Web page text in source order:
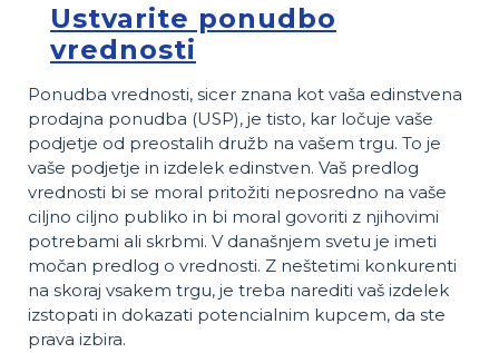
Ustvarite ponudbo
vrednosti
Ponudba vrednosti, sicer znana kot vaša edinstvena
prodajna ponudba (USP), je tisto, kar ločuje vaše
podjetje od preostalih družb na vašem trgu. To je
vaše podjetje in izdelek edinstven. Vaš predlog
vrednosti bi se moral pritožiti neposredno na vaše
ciljno ciljno publiko in bi moral govoriti z njihovimi
potrebami ali skrbmi. V današnjem svetu je imeti
močan predlog o vrednosti. Z neštetimi konkurenti
na skoraj vsakem trgu, je treba narediti vaš izdelek
izstopati in dokazati potencialnim kupcem, da ste
prava izbira.